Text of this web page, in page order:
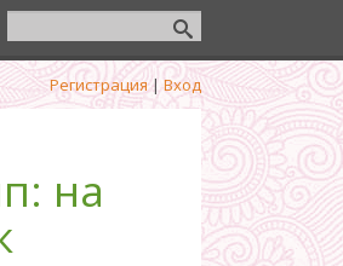
Регистрация|Вход
на